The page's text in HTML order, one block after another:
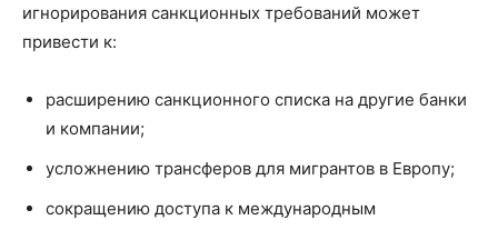
игнорирования санкционных требований может
привести к:
расширению санкционного списка на другие банки
и компании;
усложнению трансферов для мигрантов в Европу;
сокращению доступа к международным